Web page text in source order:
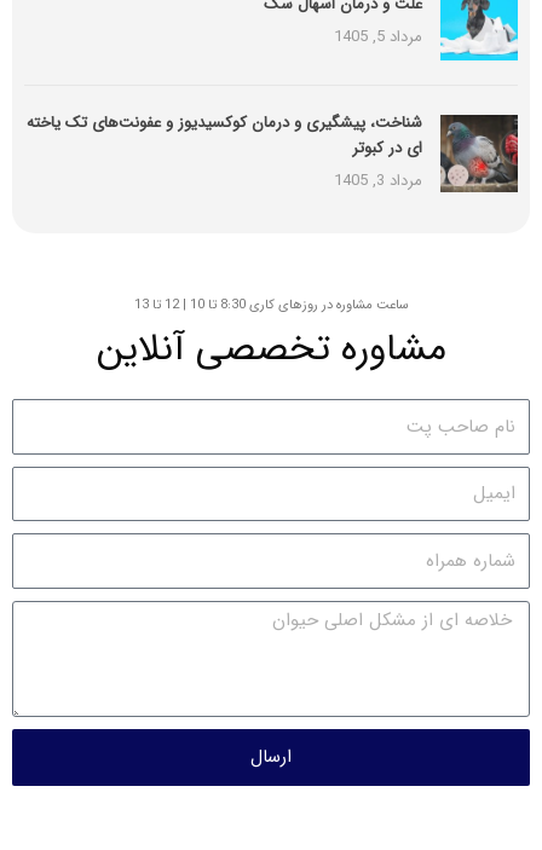
مرداد 5, 1405
شناخت، پیشگیری و درمان کوکسیدیوز و عفونت‌های تک یاخته
ای در کبوتر
مرداد 3, 1405
ساعت مشاوره در روزهای کاری 8:30 تا 10 | 12 تا 13
مشاوره تخصصی آنلاین
ارسال